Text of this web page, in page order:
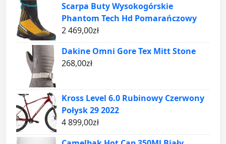
Scarpa Buty Wysokogórskie
Phantom Tech Hd Pomarańczowy
2 469,00zł
Dakine Omni Gore Tex Mitt Stone
268,00zł
Kross Level 6.0 Rubinowy Czerwony
Połysk 29 2022
4 899,00zł